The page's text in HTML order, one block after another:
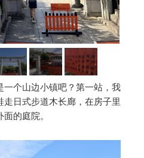
个山边小镇吧？第一站，我
日式步道木长廊，在房子里
的庭院。